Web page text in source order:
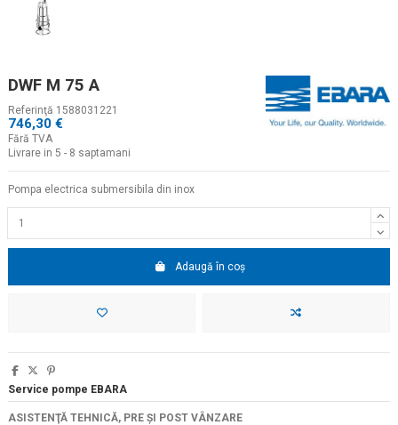
DWF M 75 A
Referinţă 1588031221
746,30 €
Fără TVA
Livrare in 5 - 8 saptamani
Pompa electrica submersibila din inox
Adaugă în coș
Service pompe EBARA
ASISTENŢĂ TEHNICĂ, PRE ŞI POST VÂNZARE